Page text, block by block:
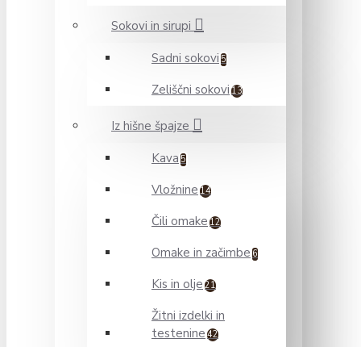
Sokovi in sirupi
Sadni sokovi 5
Zeliščni sokovi 13
Iz hišne špajze
Kava 5
Vložnine 14
Čili omake 12
Omake in začimbe 6
Kis in olje 21
Žitni izdelki in
testenine 42